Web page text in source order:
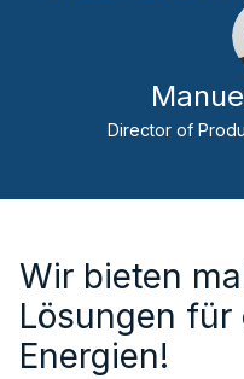
Director of
Wir bieten
Lösungen für
Energien!